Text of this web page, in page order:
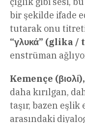
bir şekilde ifade
tutarak onu
“γλυκά” (glika /
enstrüman
Kemençe (βιολί),
daha kırılgan,
taşır, bazen
arasındaki